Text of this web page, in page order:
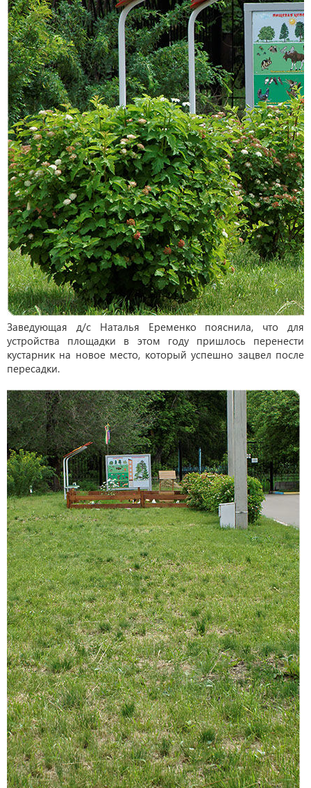
Заведующая д/с Наталья Еременко пояснила, что для
устройства площадки в этом году пришлось перенести
кустарник на новое место, который успешно зацвел после
пересадки.